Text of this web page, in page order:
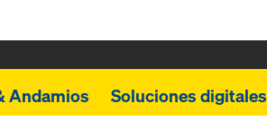
Andamios Soluciones digitales